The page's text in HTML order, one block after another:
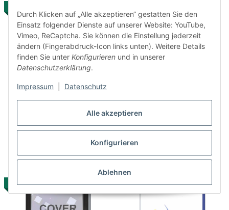
Alle akzeptieren
Konfigurieren
Ablehnen
Durch Klicken auf „Alle akzeptieren“ gestatten Sie den
Einsatz folgender Dienste auf unserer Website: YouTube,
Vimeo, ReCaptcha. Sie können die Einstellung jederzeit
ändern (Fingerabdruck-Icon links unten). Weitere Details
finden Sie unter Konfigurieren und in unserer
Datenschutzerklärung.
Impressum Datenschutz
guter Zustand) - PlayStation
2 (PS2)
(OVP) (sehr guter Zustand) -
PlayStation 2 (PS2)
9,99 €
AUF LAGER